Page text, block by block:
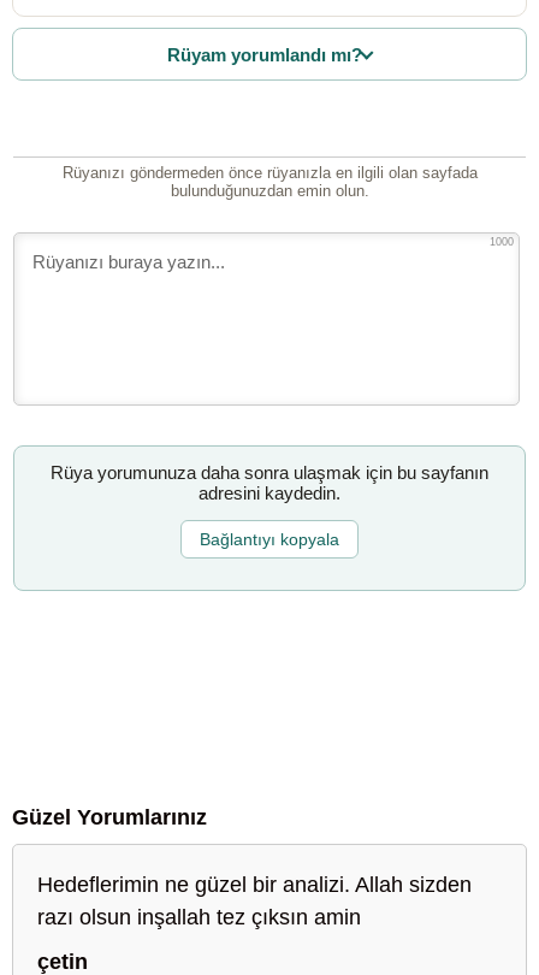
Rüyam yorumlandı mı?
Rüyanızı göndermeden önce rüyanızla en ilgili olan sayfada
bulunduğunuzdan emin olun.
1000
Rüya yorumunuza daha sonra ulaşmak için bu sayfanın
adresini kaydedin.
Bağlantıyı kopyala
Güzel Yorumlarınız
Hedeflerimin ne güzel bir analizi. Allah sizden
razı olsun inşallah tez çıksın amin
çetin